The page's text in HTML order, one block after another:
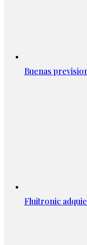
Buenas
Fluitronic